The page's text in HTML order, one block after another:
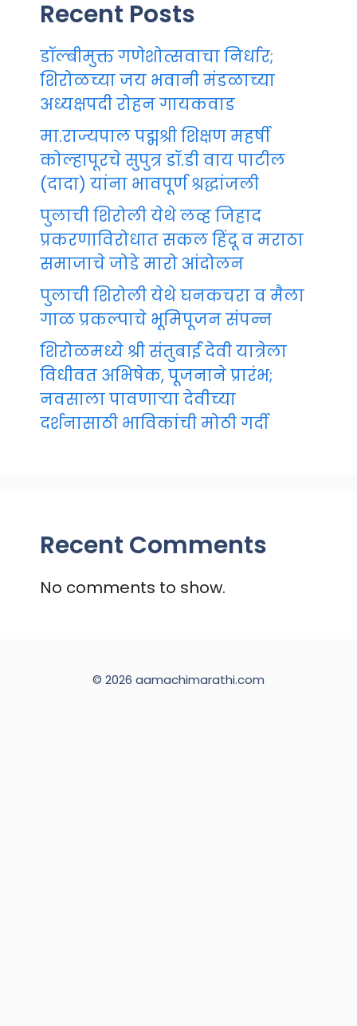
Recent Posts
डॉल्बीमुक्त गणेशोत्सवाचा निर्धार;
शिरोळच्या जय भवानी मंडळाच्या
अध्यक्षपदी रोहन गायकवाड
मा.राज्यपाल पद्मश्री शिक्षण महर्षी
कोल्हापूरचे सुपुत्र डॉ.डी वाय पाटील
(दादा) यांना भावपूर्ण श्रद्धांजली
पुलाची शिरोली येथे लव्ह जिहाद
प्रकरणाविरोधात सकल हिंदू व मराठा
समाजाचे जोडे मारो आंदोलन
पुलाची शिरोली येथे घनकचरा व मैला
गाळ प्रकल्पाचे भूमिपूजन संपन्न
शिरोळमध्ये श्री संतुबाई देवी यात्रेला
विधीवत अभिषेक, पूजनाने प्रारंभ;
नवसाला पावणाऱ्या देवीच्या
दर्शनासाठी भाविकांची मोठी गर्दी
Recent Comments
No comments to show.
© 2026 aamachimarathi.com